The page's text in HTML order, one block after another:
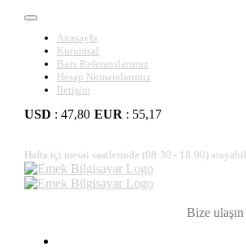
Anasayfa
Kurumsal
Bazı Referanslarımız
Hesap Numaralarımız
İletişim
USD : 47,80 EUR : 55,17
Hafta içi mesai saatlerinde (08:30 - 18:00)
Bize ulaşın